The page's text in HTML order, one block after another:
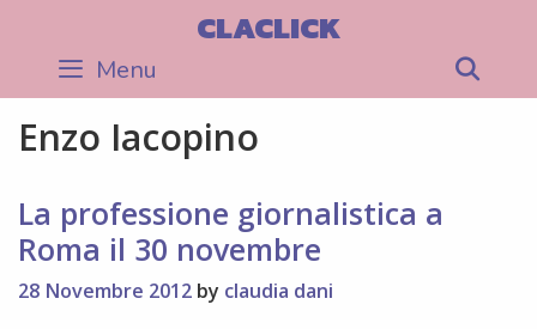
content
CLACLICK
Menu
Enzo Iacopino
La professione giornalistica a
Roma il 30 novembre
28 Novembre 2012 by claudia dani